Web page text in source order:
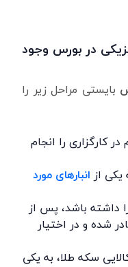
در بورس وجود
بایستی مراحل زیر را
کارگزاری را انجام
از انبارهای مورد
داشته باشد، پس از
شده و در اختیار
سکه طلا، به یکی